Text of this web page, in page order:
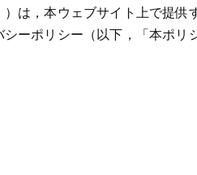
は，本ウェブサイト上で提
ーポリシー（以下，「本ポリ